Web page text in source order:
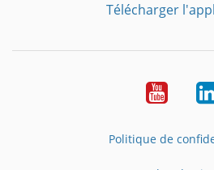
Télécharger
Politique de